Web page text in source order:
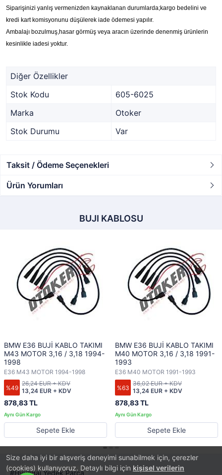
Size daha iyi bir alışveriş deneyimi sunabilmek için, çerezler
(cookies) kullanıyoruz. Detaylı bilgi için kişisel verilerin
Siparişinizi yanlış vermenizden kaynaklanan durumlarda;kargo bedelini ve
kredi kart komisyonunu düşülerek iade ödemesi yapılır.
Ambalajı bozulmuş,hasar görmüş veya aracın üzerinde denenmiş ürünlerin
kesinlikle iadesi yoktur.
Diğer Özellikler
Stok Kodu
605-6025
Marka
Otoker
Stok Durumu
Var
Taksit / Ödeme Seçenekleri
Ürün Yorumları
BUJI KABLOSU
BMW E36 BUJİ KABLO TAKIMI
M43 MOTOR 3,16 / 3,18 1994-
1998
E36 M43 MOTOR 1994-1998
%49
878,83 TL
13,24 EUR + KDV
26,24 EUR + KDV
Sepete Ekle
BMW E36 BUJİ KABLO TAKIMI
M40 MOTOR 3,16 / 3,18 1991-
1993
E36 M40 MOTOR 1991-1993
%63
878,83 TL
13,24 EUR + KDV
36,02 EUR + KDV
Sepete Ekle
Hyundai Yedek Parça